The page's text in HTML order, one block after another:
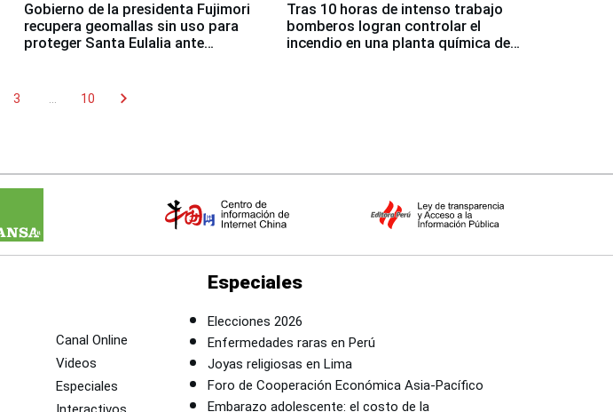
Gobierno de la presidenta Fujimori
recupera geomallas sin uso para
proteger Santa Eulalia ante
Tras 10 horas de intenso trabajo
bomberos logran controlar el
incendio en una planta química de
3 10 chevron_right
Canal Online
Videos
Especiales
Especiales
Elecciones 2026
Enfermedades raras en Perú
Joyas religiosas en Lima
Foro de Cooperación Económica Asia-Pacífico
Embarazo adolescente: el costo de la